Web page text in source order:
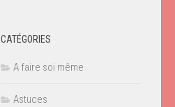
CATÉGORIES
A faire soi même
Astuces